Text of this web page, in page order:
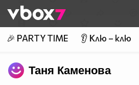
👾
🎉 PARTY TIME 👂 Клю – клю
Таня Каменова